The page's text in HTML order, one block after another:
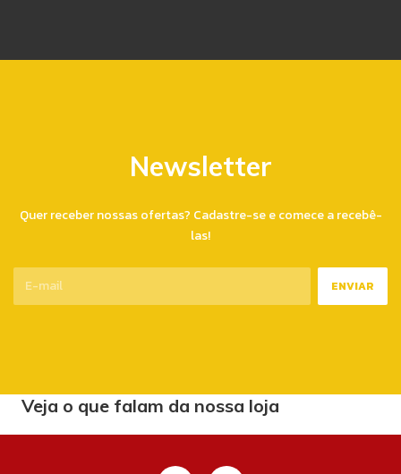
Newsletter
Quer receber nossas ofertas? Cadastre-se e comece a recebê-
las!
Veja o que falam da nossa loja